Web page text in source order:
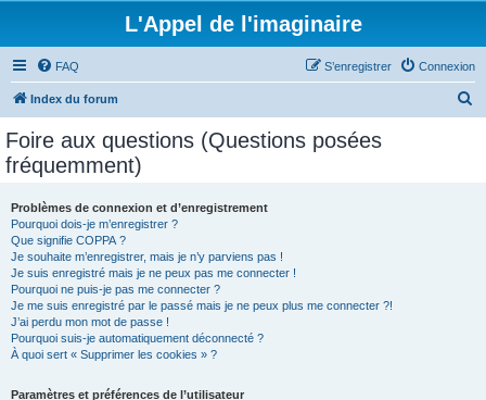
L'Appel de l'imaginaire
FAQ Connexion
S’enregistrer
Index du forum
Foire aux questions (Questions posées
fréquemment)
Problèmes de connexion et d’enregistrement
Pourquoi dois-je m’enregistrer ?
Que signifie COPPA ?
Je souhaite m’enregistrer, mais je n’y parviens pas !
Je suis enregistré mais je ne peux pas me connecter !
Pourquoi ne puis-je pas me connecter ?
Je me suis enregistré par le passé mais je ne peux plus me connecter ?!
J’ai perdu mon mot de passe !
Pourquoi suis-je automatiquement déconnecté ?
À quoi sert « Supprimer les cookies » ?
Paramètres et préférences de l’utilisateur